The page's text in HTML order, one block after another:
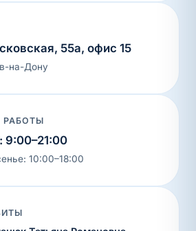
55а, офис 15
на-Дону
9:00–21:00
10:00–18:00